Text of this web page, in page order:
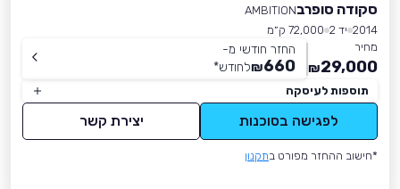
סקודה סופרבAMBITION
2014 יד 2
72,000 ק״מ
מחיר
29,000
₪
החזר חודשי מ-
660
₪לחודש*
תוספות לעיסקה
לפגישה בסוכנות יצירת קשר
*חישוב ההחזר מפורט בתקנון